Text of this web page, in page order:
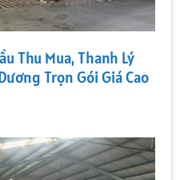
Thu Mua, Thanh Lý
Trọn Gói Giá Cao